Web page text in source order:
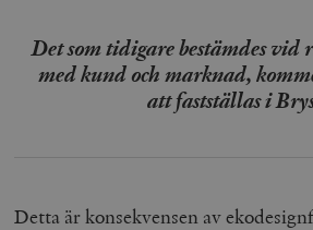
Det som tidigare bestämdes
med kund och marknad,
att fastställas i
Detta är konsekvensen av